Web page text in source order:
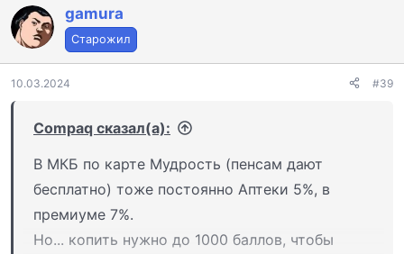
к
ц
и
и
:
gamura
Старожил
10.03.2024 #39
Compaq сказал(а):
В МКБ по карте Мудрость (пенсам дают
бесплатно) тоже постоянно Аптеки 5%, в
премиуме 7%.
Но... копить нужно до 1000 баллов, чтобы